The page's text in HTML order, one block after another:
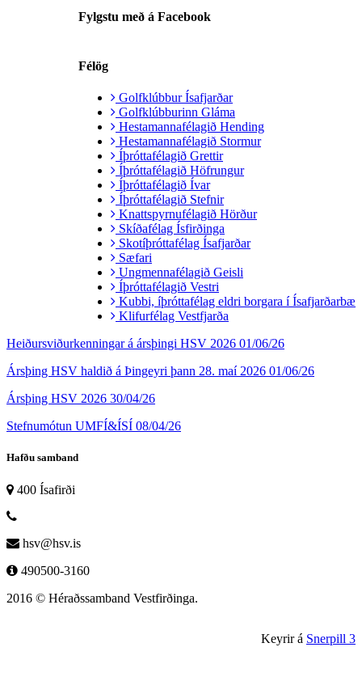
Fylgstu með á Facebook
Félög
Golfklúbbur Ísafjarðar
Golfklúbburinn Gláma
Hestamannafélagið Hending
Hestamannafélagið Stormur
Íþróttafélagið Grettir
Íþróttafélagið Höfrungur
Íþróttafélagið Ívar
Íþróttafélagið Stefnir
Knattspyrnufélagið Hörður
Skíðafélag Ísfirðinga
Skotíþróttafélag Ísafjarðar
Sæfari
Ungmennafélagið Geisli
Íþróttafélagið Vestri
Kubbi, íþróttafélag eldri borgara í Ísafjarðarbæ
Klifurfélag Vestfjarða
Heiðursviðurkenningar á ársþingi HSV 2026 01/06/26
Ársþing HSV haldið á Þingeyri þann 28. maí 2026 01/06/26
Ársþing HSV 2026 30/04/26
Stefnumótun UMFÍ&ÍSÍ 08/04/26
Hafðu samband
400 Ísafirði
hsv@hsv.is
490500-3160
2016 © Héraðssamband Vestfirðinga.
Keyrir á Snerpill 3